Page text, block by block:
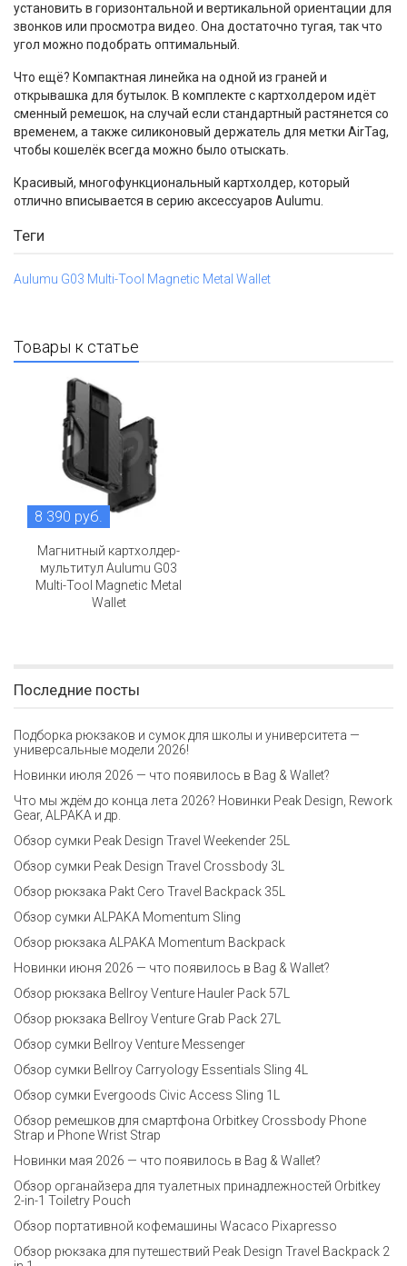
установить в горизонтальной и вертикальной ориентации для
звонков или просмотра видео. Она достаточно тугая, так что
угол можно подобрать оптимальный.
Что ещё? Компактная линейка на одной из граней и
открывашка для бутылок. В комплекте с картхолдером идёт
сменный ремешок, на случай если стандартный растянется со
временем, а также силиконовый держатель для метки AirTag,
чтобы кошелёк всегда можно было отыскать.
Красивый, многофункциональный картхолдер, который
отлично вписывается в серию аксессуаров Aulumu.
Теги
Aulumu G03 Multi-Tool Magnetic Metal Wallet
Товары к статье
8 390 руб.
Магнитный картхолдер-
мультитул Aulumu G03
Multi-Tool Magnetic Metal
Wallet
Последние посты
Подборка рюкзаков и сумок для школы и университета —
универсальные модели 2026!
Новинки июля 2026 — что появилось в Bag & Wallet?
Что мы ждём до конца лета 2026? Новинки Peak Design, Rework
Gear, ALPAKA и др.
Обзор сумки Peak Design Travel Weekender 25L
Обзор сумки Peak Design Travel Crossbody 3L
Обзор рюкзака Pakt Cero Travel Backpack 35L
Обзор сумки ALPAKA Momentum Sling
Обзор рюкзака ALPAKA Momentum Backpack
Новинки июня 2026 — что появилось в Bag & Wallet?
Обзор рюкзака Bellroy Venture Hauler Pack 57L
Обзор рюкзака Bellroy Venture Grab Pack 27L
Обзор сумки Bellroy Venture Messenger
Обзор сумки Bellroy Carryology Essentials Sling 4L
Обзор сумки Evergoods Civic Access Sling 1L
Обзор ремешков для смартфона Orbitkey Crossbody Phone
Strap и Phone Wrist Strap
Новинки мая 2026 — что появилось в Bag & Wallet?
Обзор органайзера для туалетных принадлежностей Orbitkey
2-in-1 Toiletry Pouch
Обзор портативной кофемашины Wacaco Pixapresso
Обзор рюкзака для путешествий Peak Design Travel Backpack 2